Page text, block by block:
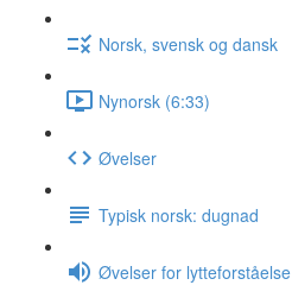
Norsk, svensk og dansk
Nynorsk (6:33)
Øvelser
Typisk norsk: dugnad
Øvelser for lytteforståelse